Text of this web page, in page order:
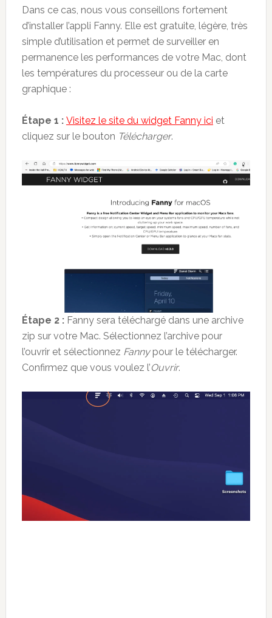
Dans ce cas, nous vous conseillons fortement
d’installer l’appli Fanny. Elle est gratuite, légère, très
simple d’utilisation et permet de surveiller en
permanence les performances de votre Mac, dont
les températures du processeur ou de la carte
graphique :
Étape 1 : Visitez le site du widget Fanny ici et
cliquez sur le bouton Télécharger.
Étape 2 :Fanny sera téléchargé dans une archive
zip sur votre Mac. Sélectionnez l’archive pour
l’ouvrir et sélectionnez Fannypour le télécharger.
Confirmez que vous voulez l’Ouvrir.